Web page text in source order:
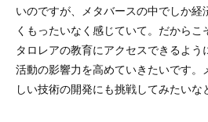
いのですが、メタバースの中でしか
くもったいなく感じていて。だから
タロレアの教育にアクセスできるよう
活動の影響力を高めていきたいです
しい技術の開発にも挑戦してみたいな